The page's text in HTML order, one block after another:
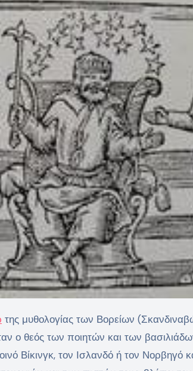
της μυθολογίας των Βορείων
ο θεός των ποιητών και των
Βίκινγκ, τον Ισλανδό ή τον Νορβηγό